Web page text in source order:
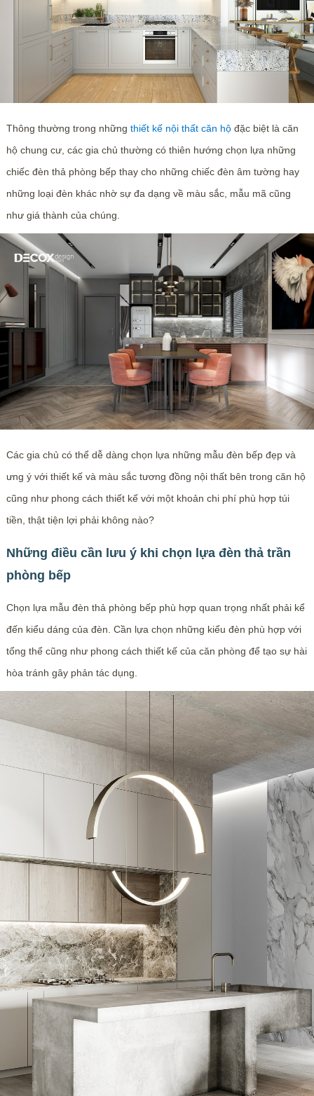
Thông thường trong những thiết kế nội thất căn hộđặc biệt là căn
hộ chung cư, các gia chủ thường có thiên hướng chọn lựa những
chiếc đèn thả phòng bếp thay cho những chiếc đèn âm tường hay
những loại đèn khác nhờ sự đa dạng về màu sắc, mẫu mã cũng
như giá thành của chúng.
Các gia chủ có thể dễ dàng chọn lựa những mẫu đèn bếp đẹp và
ưng ý với thiết kế và màu sắc tương đồng nội thất bên trong căn hộ
cũng như phong cách thiết kế với một khoản chi phí phù hợp túi
tiền, thật tiện lợi phải không nào?
Những điều cần lưu ý khi chọn lựa đèn thả trần
phòng bếp
Chọn lựa mẫu đèn thả phòng bếp phù hợp quan trọng nhất phải kể
đến kiểu dáng của đèn. Cần lựa chọn những kiểu đèn phù hợp với
tổng thể cũng như phong cách thiết kế của căn phòng để tạo sự hài
hòa tránh gây phản tác dụng.